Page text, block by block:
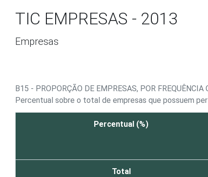
TIC EMPRESAS - 2013
Empresas
B15 - PROPORÇÃO DE EMPRESAS, POR
Percentual sobre o total de empresas que possuem
Percentual (%)
Total